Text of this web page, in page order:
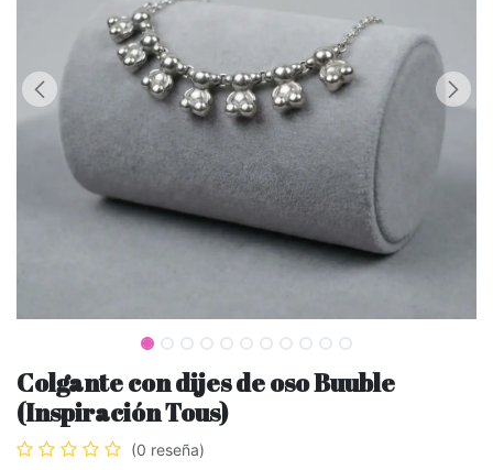
Colgante con dijes de oso Buuble
(Inspiración Tous)
(0 reseña)